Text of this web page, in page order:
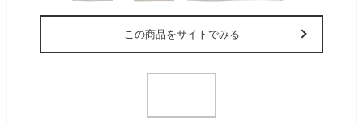
この商品をサイトでみる